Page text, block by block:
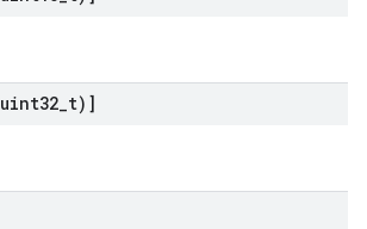
uint32 t)]